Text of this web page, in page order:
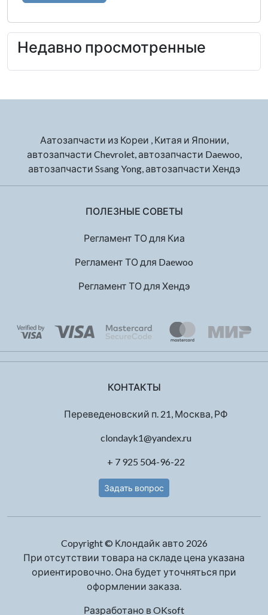
Недавно просмотренные
Аатозапчасти из Кореи , Китая и Японии,
автозапчасти Chevrolet, автозапчасти Daewoo,
автозапчасти Ssang Yong, автозапчасти Хендэ
ПОЛЕЗНЫЕ СОВЕТЫ
Регламент ТО для Киа
Регламент ТО для Daewoo
Регламент ТО для Хендэ
КОНТАКТЫ
Переведеновский п. 21, Москва, РФ
clondayk1@yandex.ru
+ 7 925 504-96-22
Задать вопрос
Copyright © Клондайк авто 2026
При отсутствии товара на складе цена указана
ориентировочно. Она будет уточняться при
оформлении заказа.
Разработано в OKsoft